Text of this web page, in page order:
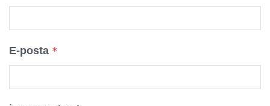
E-posta *